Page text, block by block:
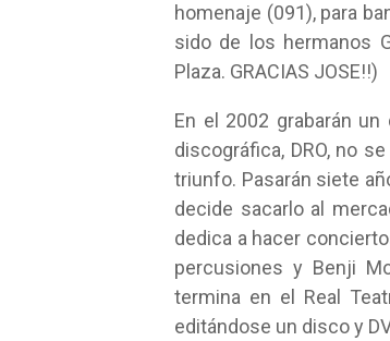
homenaje (091), para
sido de los hermanos
Plaza. GRACIAS JOSE!!)
En el 2002 grabarán
discográfica, DRO, no
triunfo. Pasarán siete
decide sacarlo al
dedica a hacer
percusiones y Benji
termina en el Real
editándose un disco y